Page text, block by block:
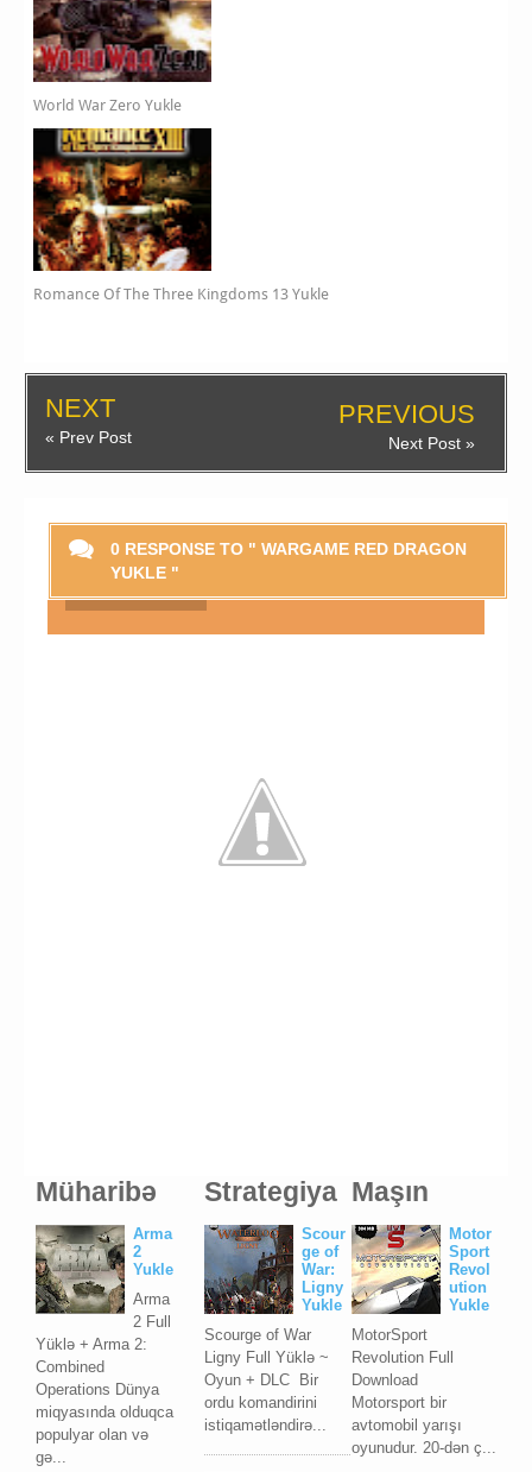
World War Zero Yukle
Romance Of The Three Kingdoms 13 Yukle
NEXT
« Prev Post
PREVIOUS
Next Post »
0 RESPONSE TO " WARGAME RED DRAGON
YUKLE "
Smaylikləri Göstər
Müharibə
Arma
2
Yukle
Arma
2 Full
Yüklə + Arma 2:
Combined
Operations Dünya
miqyasında olduqca
populyar olan və
gə...
Maşın
Motor
Sport
Revol
ution
Yukle
MotorSport
Revolution Full
Download
Motorsport bir
avtomobil yarışı
oyunudur. 20-dən ç...
Strategiya
Scour
ge of
War:
Ligny
Yukle
Scourge of War
Ligny Full Yüklə ~
Oyun + DLC Bir
ordu komandirini
istiqamətləndirə...